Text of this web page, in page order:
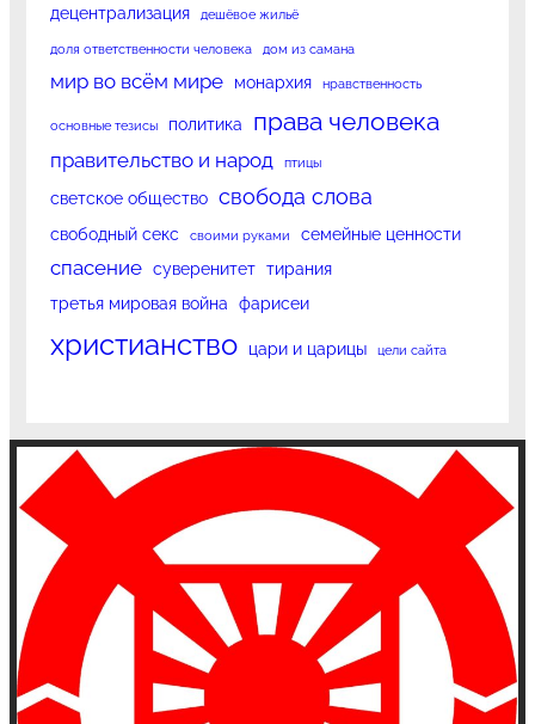
децентрализация дешёвое жильё
доля ответственности человека дом из самана
мир во всём мире монархия нравственность
основные тезисы политика права человека
правительство и народ птицы
светское общество свобода слова
свободный секс своими руками семейные ценности
спасение суверенитет тирания
третья мировая война
фарисеи
христианство цари и царицы цели сайта